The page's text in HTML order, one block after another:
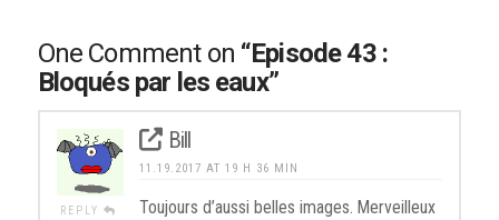
One Comment on “Episode 43 :
Bloqués par les eaux”
REPLY
Bill
11.19.2017 AT 19 H 36 MIN
Toujours d’aussi belles images. Merveilleux